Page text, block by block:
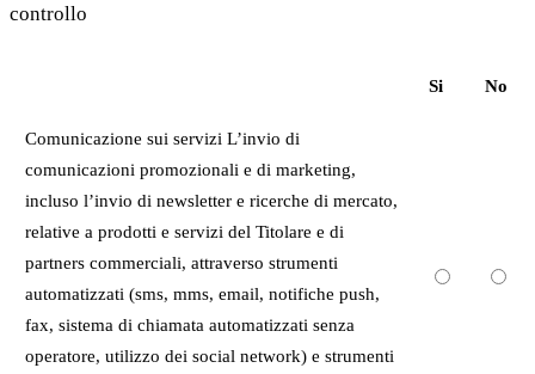
controllo
Si No
Comunicazione sui servizi L’invio di
comunicazioni promozionali e di marketing,
incluso l’invio di newsletter e ricerche di mercato,
relative a prodotti e servizi del Titolare e di
partners commerciali, attraverso strumenti
automatizzati (sms, mms, email, notifiche push,
fax, sistema di chiamata automatizzati senza
operatore, utilizzo dei social network) e strumenti